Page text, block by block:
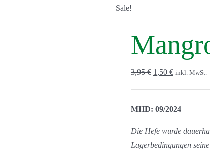
Sale!
3,95€ Ursprünglicher
3,95 €
1,50 €Aktueller
1,50 €.
inkl. MwSt.
MHD: 09/2024
Die Hefe wurde
Lagerbedingungen